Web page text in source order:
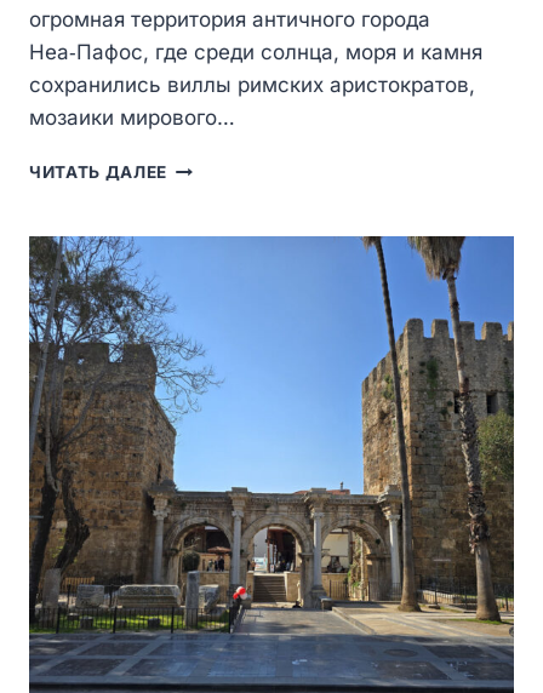
огромная территория античного города
Неа‑Пафос, где среди солнца, моря и камня
сохранились виллы римских аристократов,
мозаики мирового…
ЧИТАТЬ ДАЛЕЕ АРХЕОЛОГИЧЕСКИЙ
—
АНТИЧНОГО
КИПРА
И
МУЗЕЙ
ПОД
ОТКРЫТЫМ
НЕБОМ